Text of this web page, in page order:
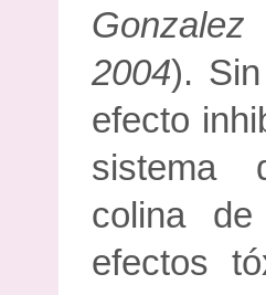
2004).
efecto
sistema
colina
efectos